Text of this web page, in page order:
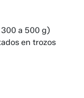
a 500 g)
en trozos